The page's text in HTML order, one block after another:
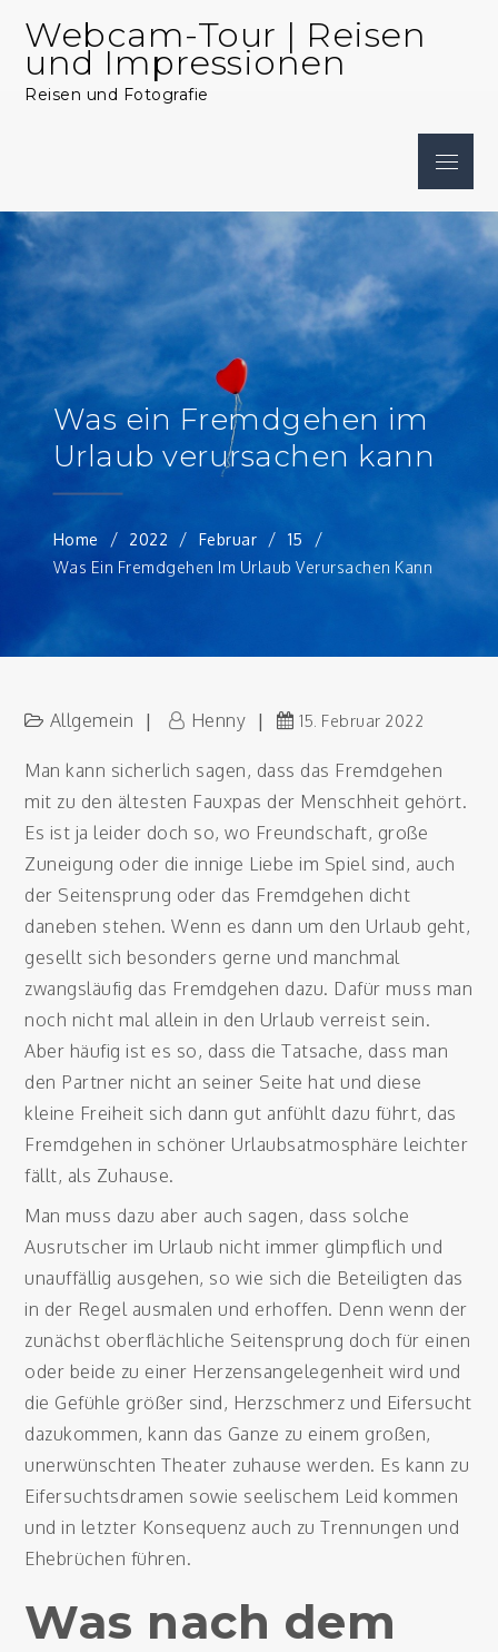
content
Webcam-Tour | Reisen
und Impressionen
Reisen und Fotografie
Menu
Was ein Fremdgehen im
Urlaub verursachen kann
Home 2022 Februar 15
Was Ein Fremdgehen Im Urlaub Verursachen Kann
Allgemein Henny 15. Februar 2022
Man kann sicherlich sagen, dass das Fremdgehen
mit zu den ältesten Fauxpas der Menschheit gehört.
Es ist ja leider doch so, wo Freundschaft, große
Zuneigung oder die innige Liebe im Spiel sind, auch
der Seitensprung oder das Fremdgehen dicht
daneben stehen. Wenn es dann um den Urlaub geht,
gesellt sich besonders gerne und manchmal
zwangsläufig das Fremdgehen dazu. Dafür muss man
noch nicht mal allein in den Urlaub verreist sein.
Aber häufig ist es so, dass die Tatsache, dass man
den Partner nicht an seiner Seite hat und diese
kleine Freiheit sich dann gut anfühlt dazu führt, das
Fremdgehen in schöner Urlaubsatmosphäre leichter
fällt, als Zuhause.
Man muss dazu aber auch sagen, dass solche
Ausrutscher im Urlaub nicht immer glimpflich und
unauffällig ausgehen, so wie sich die Beteiligten das
in der Regel ausmalen und erhoffen. Denn wenn der
zunächst oberflächliche Seitensprung doch für einen
oder beide zu einer Herzensangelegenheit wird und
die Gefühle größer sind, Herzschmerz und Eifersucht
dazukommen, kann das Ganze zu einem großen,
unerwünschten Theater zuhause werden. Es kann zu
Eifersuchtsdramen sowie seelischem Leid kommen
und in letzter Konsequenz auch zu Trennungen und
Ehebrüchen führen.
Was nach dem